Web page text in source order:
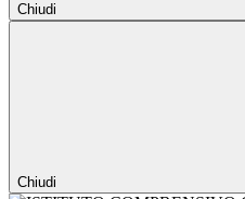
Chiudi
Chiudi